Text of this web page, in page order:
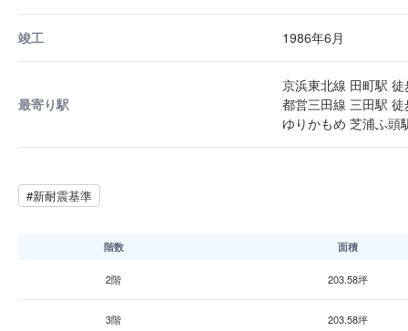
竣工 1986年6月
最寄り駅
京浜東北線 田町駅
都営三田線 三田駅
ゆりかもめ 芝浦ふ頭
#新耐震基準
階数 面積
2階 203.58坪
3階 203.58坪